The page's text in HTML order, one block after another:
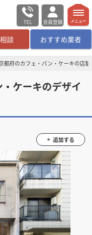
TEL 会員登録
談 おすすめ業者
ログイン／会員登録
様へ
メニュー
都府のカフェ・パン・ケーキの店
ケーキのデザイ
追加する